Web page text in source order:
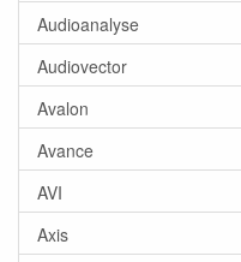
Audioanalyse
Audiovector
Avalon
Avance
AVI
Axis